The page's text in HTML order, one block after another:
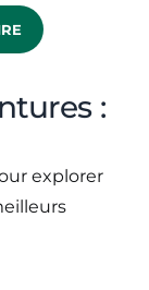
:
explorer